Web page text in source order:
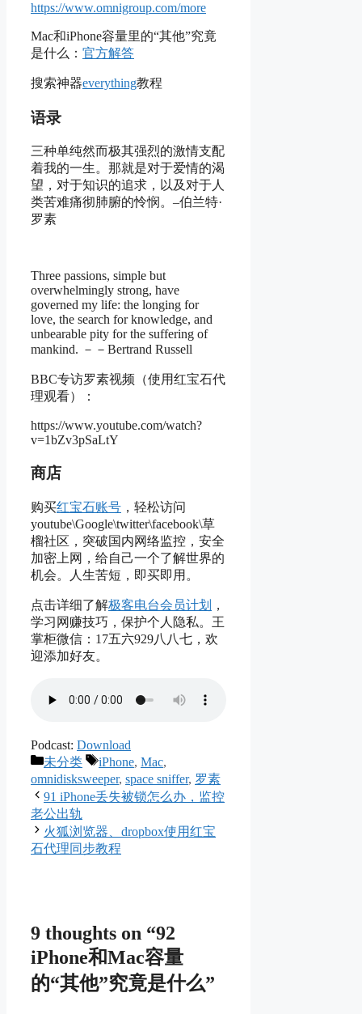
https://www.omnigroup.com/more
Mac和iPhone容量里的“其他”究竟
是什么： 官方解答
搜索神器everything教程
语录
三种单纯然而极其强烈的激情支配
着我的一生。那就是对于爱情的渴
望，对于知识的追求，以及对于人
类苦难痛彻肺腑的怜悯。–伯兰特·
罗素
Three passions, simple but
overwhelmingly strong, have
governed my life: the longing for
love, the search for knowledge, and
unbearable pity for the suffering of
mankind. －－Bertrand Russell
BBC专访罗素视频（使用红宝石代
理观看）：
https://www.youtube.com/watch?
v=1bZv3pSaLtY
商店
购买红宝石账号 ，轻松访问
youtube\Google\twitter\facebook\草
榴社区，突破国内网络监控，安全
加密上网，给自己一个了解世界的
机会。人生苦短，即买即用。
点击详细了解极客电台会员计划
，
学习网赚技巧，保护个人隐私。王
掌柜微信：17五六929八八七，欢
迎添加好友。
Podcast: Download
Categories
未分类 Tags
iPhone, Mac,
omnidisksweeper, space sniffer, 罗素
91 iPhone丢失被锁怎么办，监控
老公出轨
火狐浏览器、dropbox使用红宝
石代理同步教程
9 thoughts on “92
iPhone和Mac容量
的“其他”究竟是什么”